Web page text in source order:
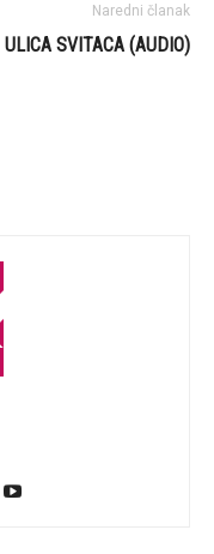
Naredni članak
ULICA SVITACA (AUDIO)